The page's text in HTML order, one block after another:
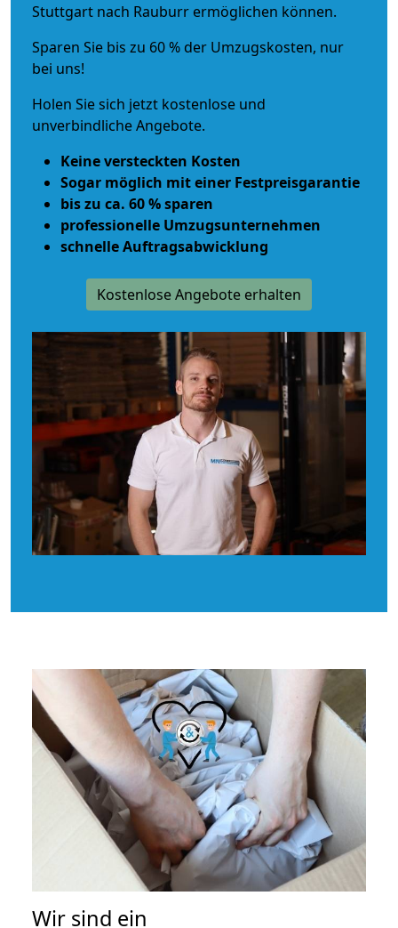
Stuttgart nach Rauburr ermöglichen können.
Sparen Sie bis zu 60 % der Umzugskosten, nur
bei uns!
Holen Sie sich jetzt kostenlose und
unverbindliche Angebote.
Keine versteckten Kosten
Sogar möglich mit einer Festpreisgarantie
bis zu ca. 60 % sparen
professionelle Umzugsunternehmen
schnelle Auftragsabwicklung
Kostenlose Angebote erhalten
Wir sind ein